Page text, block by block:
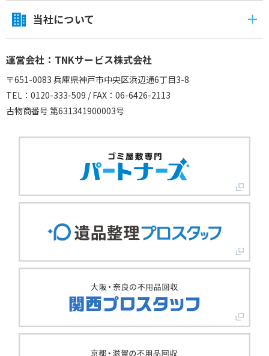
当社について
運営会社：TNKサービス株式会社
〒651-0083 兵庫県神戸市中央区浜辺通6丁目3-8
TEL：0120-333-509 / FAX：06-6426-2113
古物商番号 第631341900003号